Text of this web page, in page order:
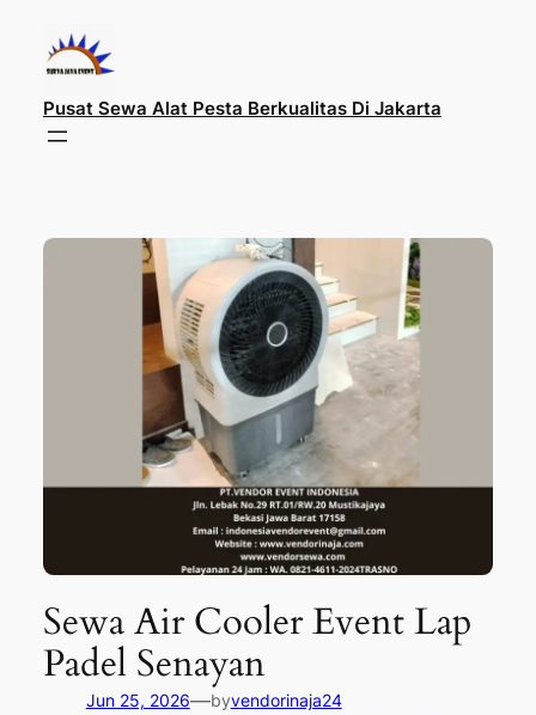
konten
Pusat Sewa Alat Pesta Berkualitas Di Jakarta
Sewa Air Cooler Event Lap
Padel Senayan
Jun 25, 2026—byvendorinaja24